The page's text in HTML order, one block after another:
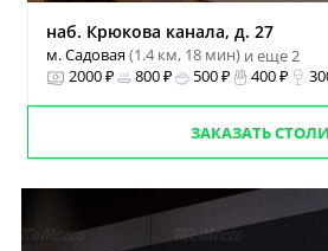
наб. Крюкова канала, д. 27
м. Садовая(1.4 км, 18 мин) и еще 2
2000 ₽
800 ₽ 500 ₽ 400 ₽
ЗАКАЗАТЬ